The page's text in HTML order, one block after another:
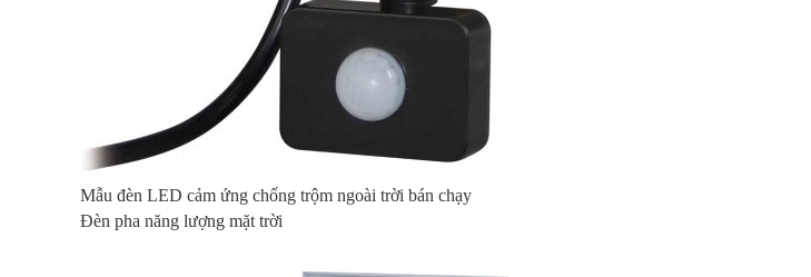
Mẫu đèn LED cảm ứng chống trộm ngoài trời bán chạy
Đèn pha năng lượng mặt trời